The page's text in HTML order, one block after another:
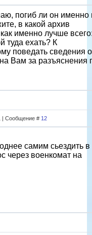
погиб ли он именно
в какой архив
именно лучше
туда ехать? К
поведать сведения о
Вам за разъяснения
| Сообщение # 12
самим сьездить в
через военкомат на